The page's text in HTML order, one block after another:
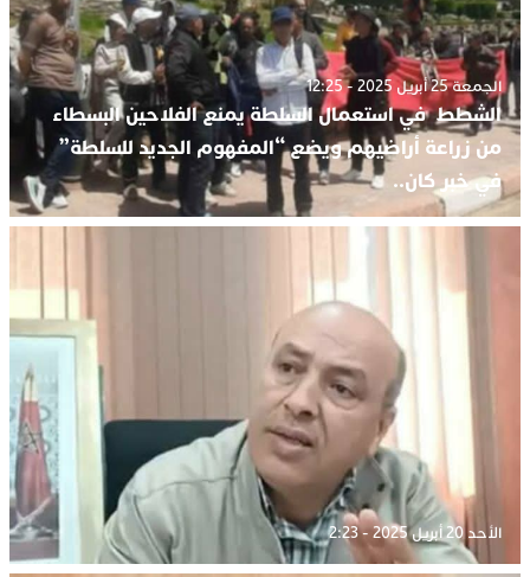
الجمعة 25 أبريل 2025 - 12:25
الشطط في استعمال السلطة يمنع الفلاحين البسطاء
من زراعة أراضيهم ويضع “المفهوم الجديد للسلطة”
في خبر كان..
الأحد 20 أبريل 2025 - 2:23